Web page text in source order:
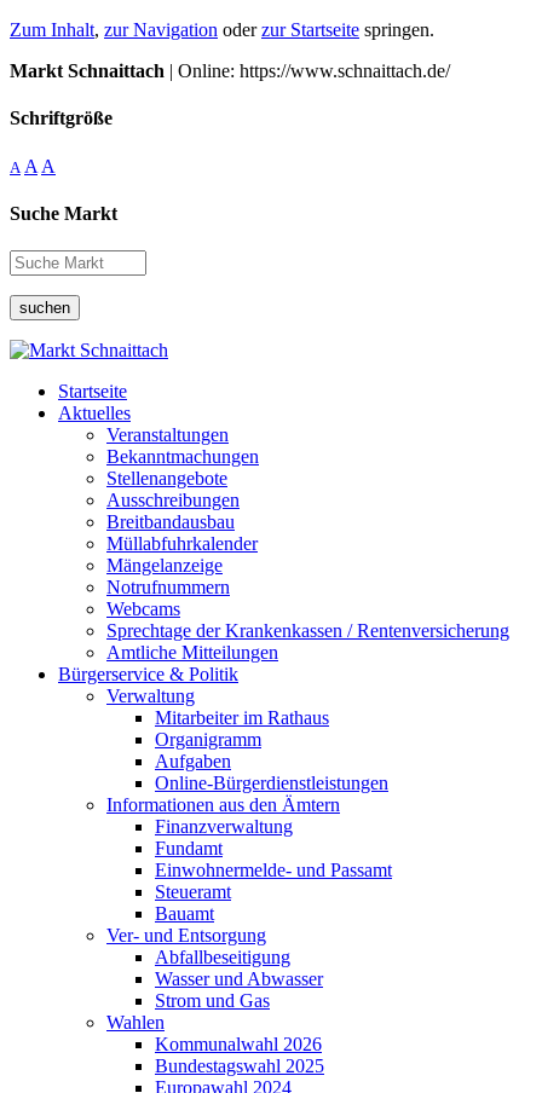
Zum Inhalt, zur Navigation oderzur Startseite springen.
Markt Schnaittach | Online: https://www.schnaittach.de/
Schriftgröße
A A A
Suche Markt
suchen
Startseite
Aktuelles
Veranstaltungen
Bekanntmachungen
Stellenangebote
Ausschreibungen
Breitbandausbau
Müllabfuhrkalender
Mängelanzeige
Notrufnummern
Webcams
Sprechtage der Krankenkassen / Rentenversicherung
Amtliche Mitteilungen
Bürgerservice & Politik
Verwaltung
Mitarbeiter im Rathaus
Organigramm
Aufgaben
Online-Bürgerdienstleistungen
Informationen aus den Ämtern
Finanzverwaltung
Fundamt
Einwohnermelde- und Passamt
Steueramt
Bauamt
Ver- und Entsorgung
Abfallbeseitigung
Wasser und Abwasser
Strom und Gas
Wahlen
Kommunalwahl 2026
Bundestagswahl 2025
Europawahl 2024